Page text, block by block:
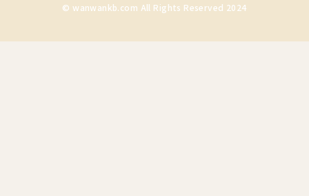
© wanwankb.com All Rights Reserved 2024